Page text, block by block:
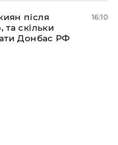
після
та скільки
Донбас РФ
16:10